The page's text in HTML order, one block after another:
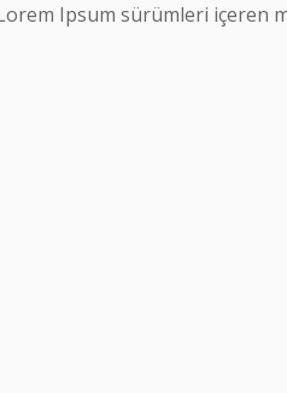
Ipsum sürümleri içeren